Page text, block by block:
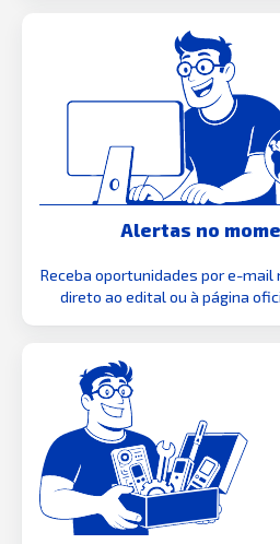
Alertas no
Receba oportunidades por e-mail
direto ao edital ou à página